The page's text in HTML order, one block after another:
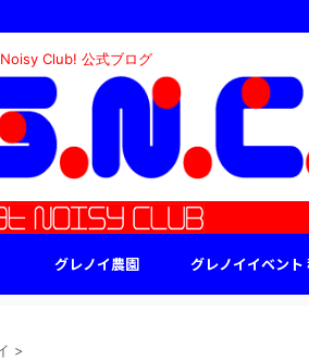
Club! 公式ブログ
グレノイ農園 グレノイイベント
>